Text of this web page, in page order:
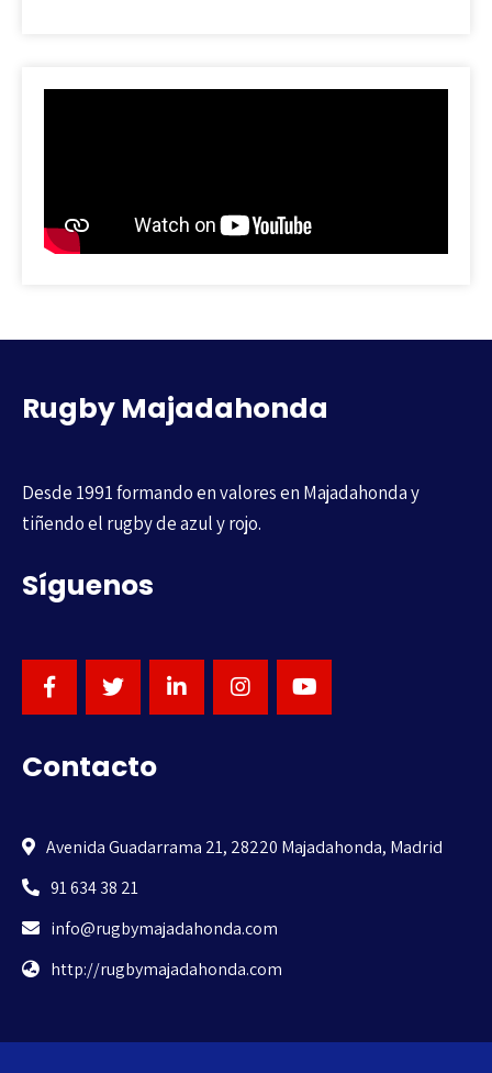
Rugby Majadahonda
Desde 1991 formando en valores en Majadahonda y
tiñendo el rugby de azul y rojo.
Síguenos
Contacto
Avenida Guadarrama 21, 28220 Majadahonda, Madrid
91 634 38 21
info@rugbymajadahonda.com
http://rugbymajadahonda.com